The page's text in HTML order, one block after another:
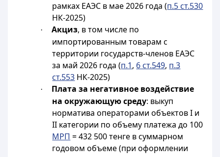
рамках ЕАЭС в мае 2026 года (п.5 ст.530
НК-2025)
· Акциз, в том числе по
импортированным товарам с
территории государств-членов ЕАЭС
за май 2026 года (п.1, 6 ст.549, п.3
ст.553 НК-2025)
·
Плата за негативное воздействие
на окружающую среду: выкуп
норматива операторами объектов I и
II категории по объему платежа до 100
МРП = 432 500 тенге в суммарном
годовом объеме (при оформлении